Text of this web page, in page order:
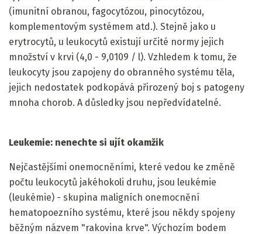
(imunitní obranou, fagocytózou, pinocytózou,
komplementovým systémem atd.). Stejně jako u
erytrocytů, u leukocytů existují určité normy jejich
množství v krvi (4,0 - 9,0109 / l). Vzhledem k tomu, že
leukocyty jsou zapojeny do obranného systému těla,
jejich nedostatek podkopává přirozený boj s patogeny
mnoha chorob. A důsledky jsou nepředvídatelné.
Leukemie: nenechte si ujít okamžik
Nejčastějšími onemocněními, které vedou ke změně
počtu leukocytů jakéhokoli druhu, jsou leukémie
(leukémie) - skupina maligních onemocnění
hematopoezního systému, které jsou někdy spojeny
běžným názvem "rakovina krve". Výchozím bodem